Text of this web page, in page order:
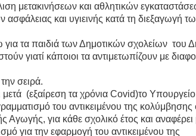
μετακινήσεων και αθλητικών
και υγιεινής κατά τη διεξαγωγή
τα παιδιά των Δημοτικών σχολείων του
γιατί κάποιοι τα αντιμετωπίζουν με
σειρά.
(εξαίρεση τα χρόνια Covid)το Υπουργείο
του αντικειμένου της κολύμβησης
Αγωγής, για κάθε σχολικό έτος και αναφέρει
για την εφαρμογή του αντικειμένου της